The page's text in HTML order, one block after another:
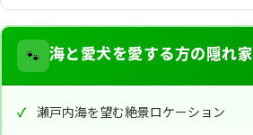
🐾 海と愛犬を愛する方の隠れ家
瀬戸内海を望む絶景ロケーション